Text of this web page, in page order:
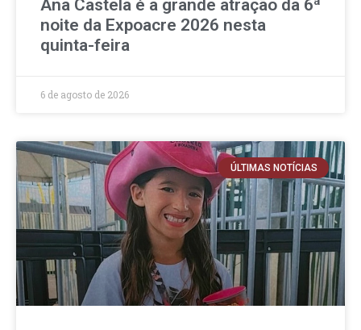
Ana Castela é a grande atração da 6ª
noite da Expoacre 2026 nesta
quinta-feira
6 de agosto de 2026
ÚLTIMAS NOTÍCIAS